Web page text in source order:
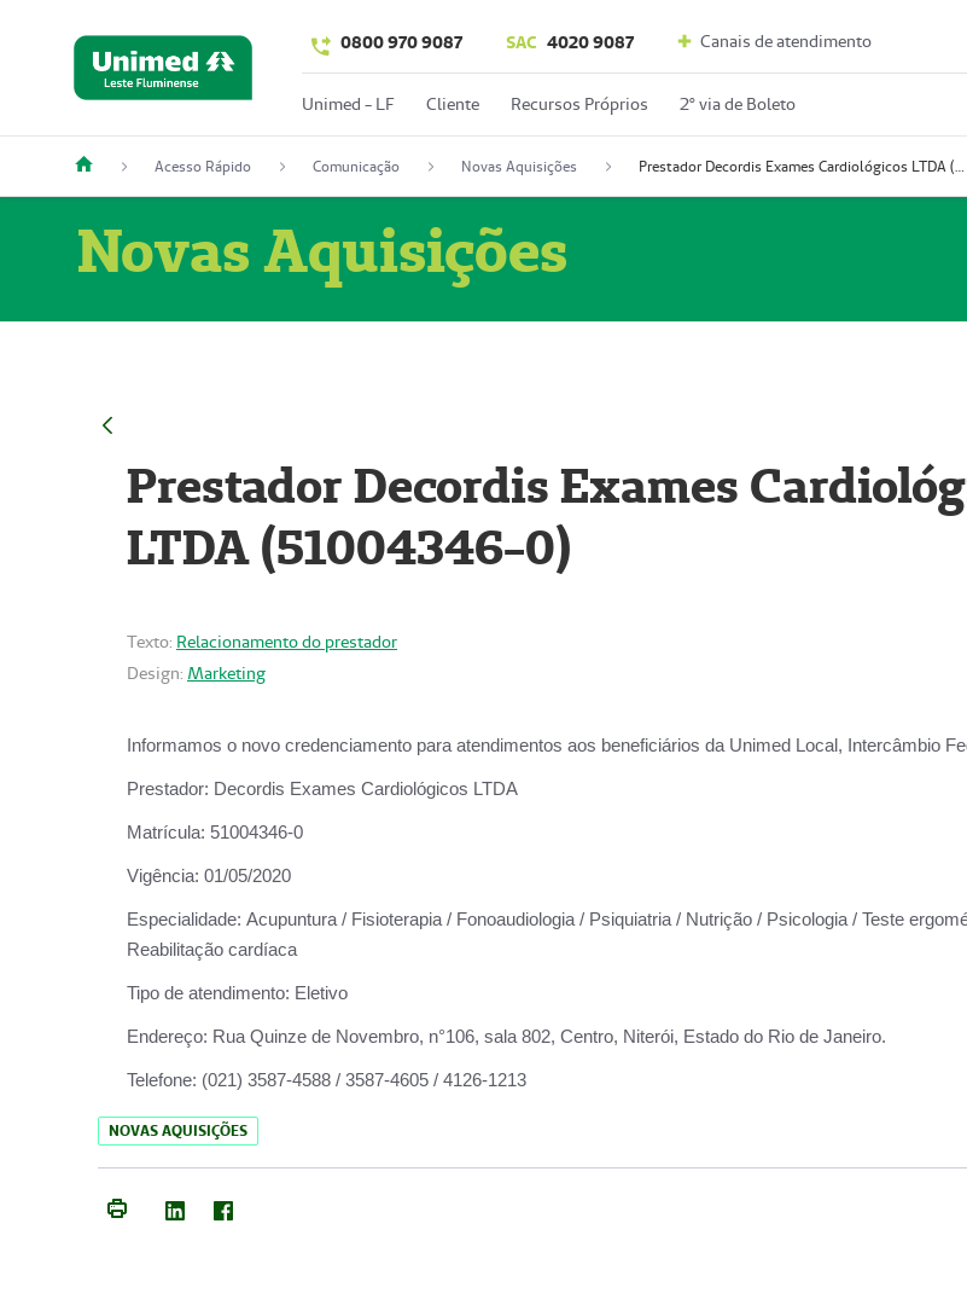
0800 970 9087 SAC 4020 9087 Canais de atendimento
Unimed - LF Cliente Recursos Próprios 2º via de Boleto
Acesso Rápido Comunicação Novas Aquisições Prestador Decordis Exames Cardiológicos LTDA (51004346-0)
Novas Aquisições
Prestador Decordis Exames
LTDA (51004346-0)
Texto: Relacionamento do prestador
Design: Marketing
Informamos o novo credenciamento para atendimentos aos beneficiários da Unimed Local, Intercâmbio
Prestador: Decordis Exames Cardiológicos LTDA
Matrícula: 51004346-0
Vigência: 01/05/2020
Especialidade: Acupuntura / Fisioterapia / Fonoaudiologia / Psiquiatria / Nutrição / Psicologia / Teste
Reabilitação cardíaca
Tipo de atendimento: Eletivo
Endereço: Rua Quinze de Novembro, n°106, sala 802, Centro, Niterói, Estado do Rio de Janeiro.
Telefone: (021) 3587-4588 / 3587-4605 / 4126-1213
NOVAS AQUISIÇÕES